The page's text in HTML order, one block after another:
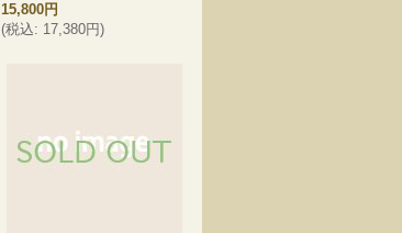
15,800円
(税込: 17,380円)